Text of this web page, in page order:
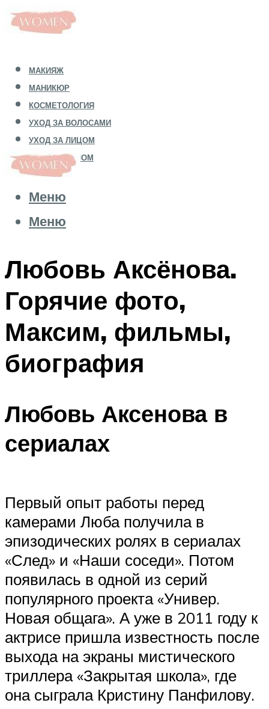
МАКИЯЖ
МАНИКЮР
КОСМЕТОЛОГИЯ
УХОД ЗА ВОЛОСАМИ
УХОД ЗА ЛИЦОМ
УХОД ЗА ТЕЛОМ
Меню
Меню
Любовь Аксёнова.
Горячие фото,
Максим, фильмы,
биография
Любовь Аксенова в
сериалах
Первый опыт работы перед
камерами Люба получила в
эпизодических ролях в сериалах
«След» и «Наши соседи». Потом
появилась в одной из серий
популярного проекта «Универ.
Новая общага». А уже в 2011 году к
актрисе пришла известность после
выхода на экраны мистического
триллера «Закрытая школа», где
она сыграла Кристину Панфилову.